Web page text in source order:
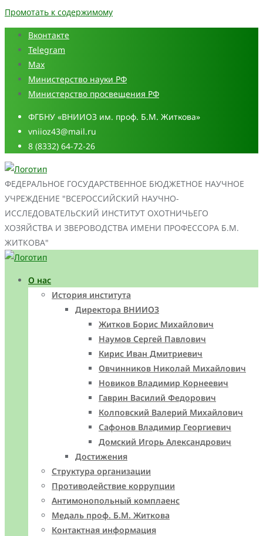
Промотать к содержимому
Вконтакте
Telegram
Max
Министерство науки РФ
Министерство просвещения РФ
ФГБНУ «ВНИИОЗ им. проф. Б.М. Житкова»
vniioz43@mail.ru
8 (8332) 64-72-26
ФЕДЕРАЛЬНОЕ ГОСУДАРСТВЕННОЕ БЮДЖЕТНОЕ НАУЧНОЕ
УЧРЕЖДЕНИЕ "ВСЕРОССИЙСКИЙ НАУЧНО-
ИССЛЕДОВАТЕЛЬСКИЙ ИНСТИТУТ ОХОТНИЧЬЕГО
ХОЗЯЙСТВА И ЗВЕРОВОДСТВА ИМЕНИ ПРОФЕССОРА Б.М.
ЖИТКОВА"
О нас
История института
Директора ВНИИОЗ
Житков Борис Михайлович
Наумов Сергей Павлович
Кирис Иван Дмитриевич
Овчинников Николай Михайлович
Новиков Владимир Корнеевич
Гаврин Василий Федорович
Колповский Валерий Михайлович
Сафонов Владимир Георгиевич
Домский Игорь Александрович
Достижения
Структура организации
Противодействие коррупции
Антимонопольный комплаенс
Медаль проф. Б.М. Житкова
Контактная информация